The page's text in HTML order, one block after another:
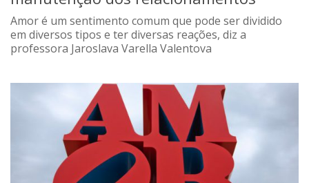
Lançamento
Psico-HQ
Dossiês
Gênero
Alfabetização
Transtorno do Espectro Autista
Quem somos
Amor é um sentimento comum que pode ser dividido
em diversos tipos e ter diversas reações, diz a
professora Jaroslava Varella Valentova